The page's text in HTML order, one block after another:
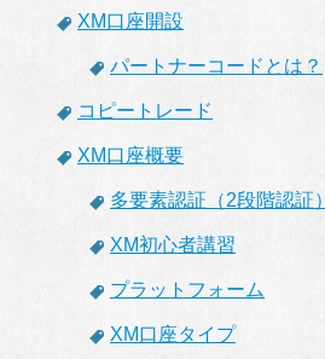
XM口座開設
パートナーコードとは？
コピートレード
XM口座概要
多要素認証（2段階認証）
XM初心者講習
プラットフォーム
XM口座タイプ